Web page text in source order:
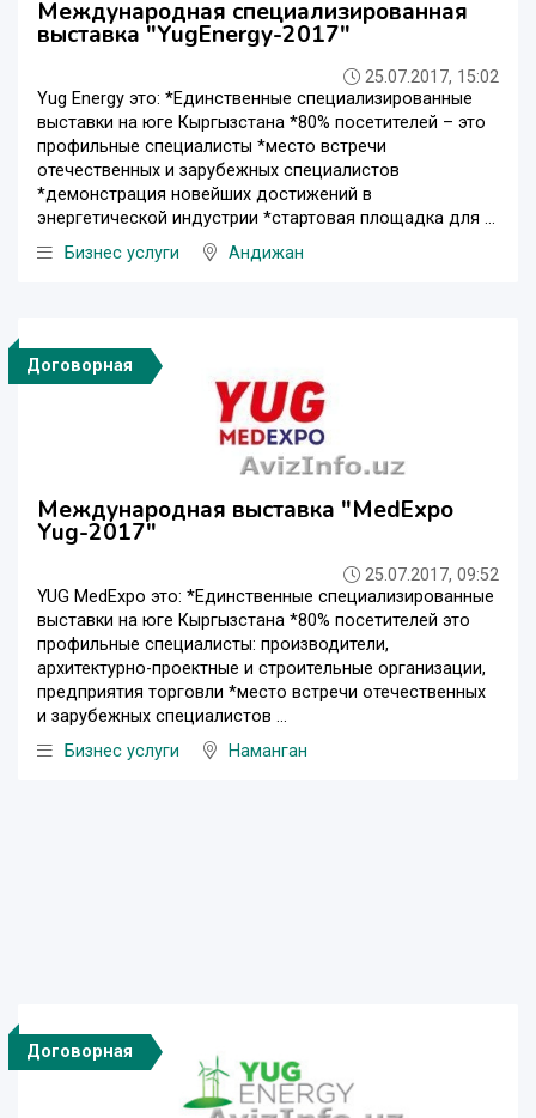
Международная специализированная
выставка "YugEnergy-2017"
25.07.2017, 15:02
Yug Energy это: *Единственные специализированные
выставки на юге Кыргызстана *80% посетителей – это
профильные специалисты *место встречи
отечественных и зарубежных специалистов
*демонстрация новейших достижений в
энергетической индустрии *стартовая площадка для ...
Бизнес услуги
Андижан
Договорная
Международная выставка "MedExpo
Yug-2017"
25.07.2017, 09:52
YUG MedExpo это: *Единственные специализированные
выставки на юге Кыргызстана *80% посетителей это
профильные специалисты: производители,
архитектурно-проектные и строительные организации,
предприятия торговли *место встречи отечественных
и зарубежных специалистов ...
Бизнес услуги
Наманган
Договорная